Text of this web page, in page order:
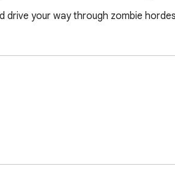
drive your way through zombie